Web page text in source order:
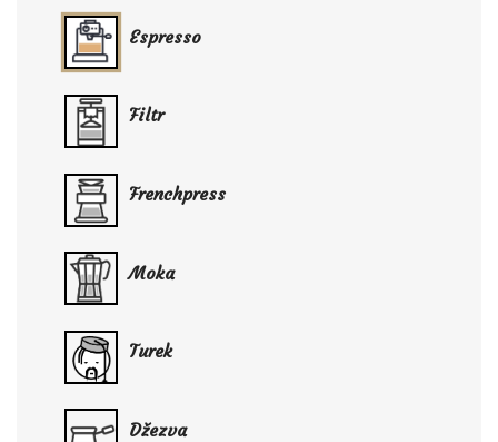
Espresso
Filtr
Frenchpress
Moka
Turek
Džezva